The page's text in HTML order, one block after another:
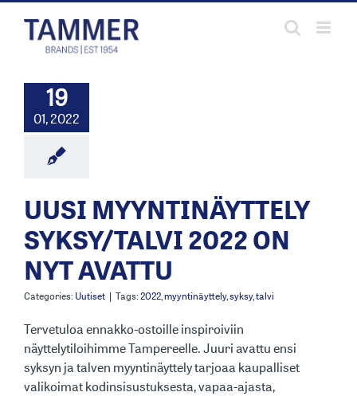
19
01, 2022
UUSI MYYNTINÄYTTELY
SYKSY/TALVI 2022 ON
NYT AVATTU
Categories: Uutiset | Tags:2022,myyntinäyttely,syksy,talvi
Tervetuloa ennakko-ostoille inspiroiviin
näyttelytiloihimme Tampereelle. Juuri avattu ensi
syksyn ja talven myyntinäyttely tarjoaa kaupalliset
valikoimat kodinsisustuksesta, vapaa-ajasta,